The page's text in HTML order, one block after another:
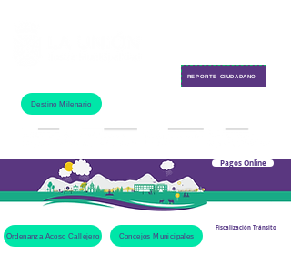
Pagos Online
Ordenanza Acoso Callejero Concejos Municipales
Fiscalización Tránsito
REPORTE CIUDADANO
Destino Milenario